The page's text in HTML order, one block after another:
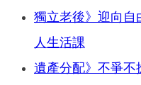
獨立老後》迎向自
人生活課
遺產分配》不爭不